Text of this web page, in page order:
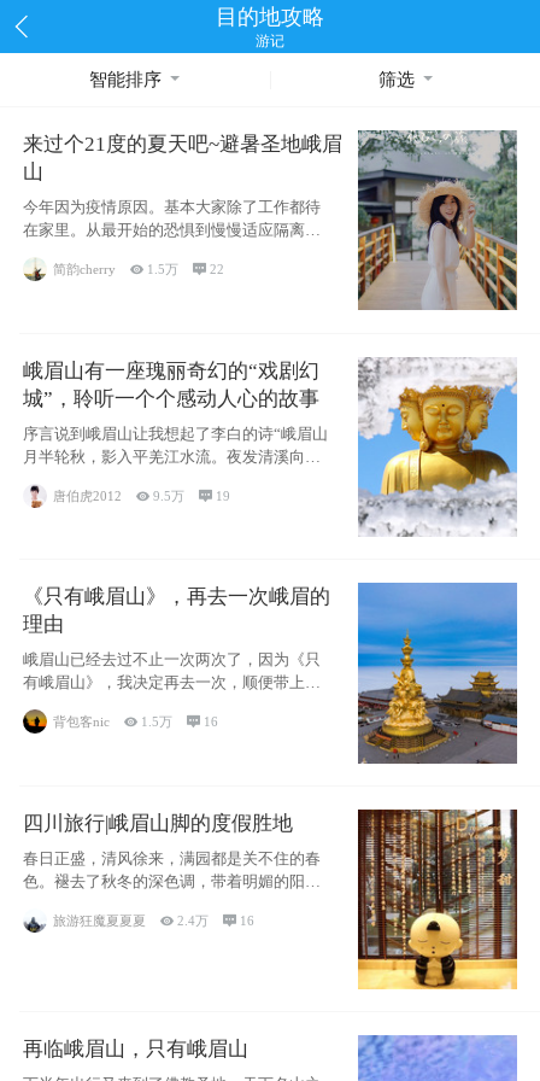
目的地攻略
游记
智能排序 筛选
来过个21度的夏天吧~避暑圣地峨眉
山
今年因为疫情原因。基本大家除了工作都待
在家里。从最开始的恐惧到慢慢适应隔离的
生活~看
简韵cherry  1.5万 22
峨眉山有一座瑰丽奇幻的“戏剧幻
城”，聆听一个个感动人心的故事
序言说到峨眉山让我想起了李白的诗“峨眉山
月半轮秋，影入平羌江水流。夜发清溪向三
唐伯虎2012 9.5万  19
《只有峨眉山》，再去一次峨眉的
理由
峨眉山已经去过不止一次两次了，因为《只
有峨眉山》，我决定再去一次，顺便带上我
的女儿。
背包客nic  1.5万  16
四川旅行|峨眉山脚的度假胜地
春日正盛，清风徐来，满园都是关不住的春
色。褪去了秋冬的深色调，带着明媚的阳
旅游狂魔夏夏夏 2.4万  16
再临峨眉山，只有峨眉山